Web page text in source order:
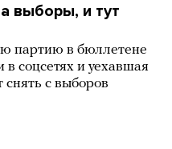
выборы, и тут
партию в бюллетене
соцсетях и уехавшая
с выборов